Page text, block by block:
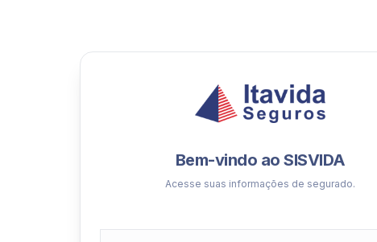
Bem-vindo ao SISVIDA
Acesse suas informações de segurado.